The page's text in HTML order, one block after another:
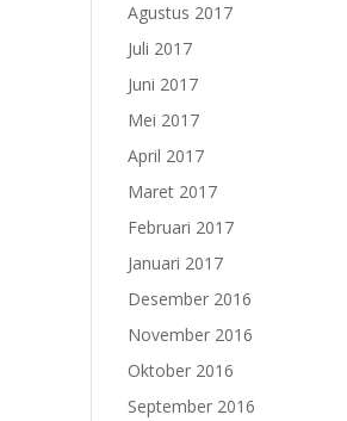
Agustus 2017
Juli 2017
Juni 2017
Mei 2017
April 2017
Maret 2017
Februari 2017
Januari 2017
Desember 2016
November 2016
Oktober 2016
September 2016